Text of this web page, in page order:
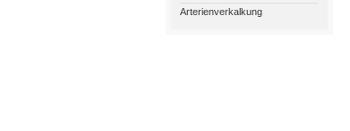
Arterienverkalkung